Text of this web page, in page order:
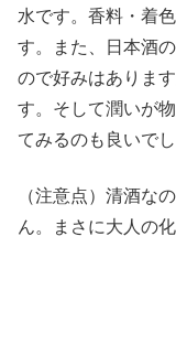
水です。香料・着
す。また、日本酒
ので好みはありま
す。そして潤いが
てみるのも良いでし
（注意点）清酒な
ん。まさに大人の